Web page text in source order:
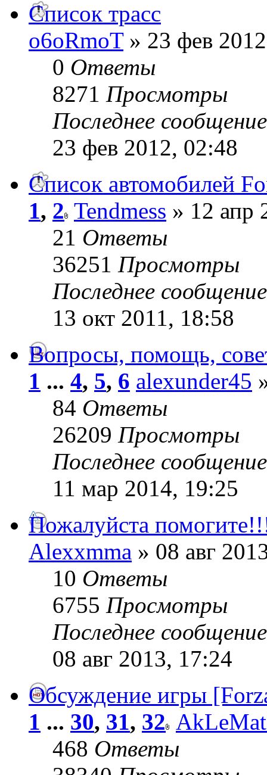
Список трасс
o6oRmoT» 23 фев
0 Ответы
8271 Просмотры
Последнее
23 фев 2012, 02:48
Список автомобилей
1, 2 Tendmess » 12 апр
21 Ответы
36251 Просмотры
Последнее
13 окт 2011, 18:58
Вопросы, помощь,
1 ... 4, 5, 6 alexunder45
84 Ответы
26209 Просмотры
Последнее
11 мар 2014, 19:25
Пожалуйста
Alexxmma » 08 авг
10 Ответы
6755 Просмотры
Последнее
08 авг 2013, 17:24
Обсуждение игры
1 ... 30, 31, 32
468 Ответы